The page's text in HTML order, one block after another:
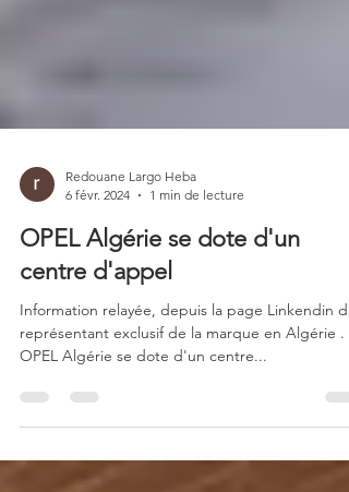
6 févr. 2024
1 min de lecture
OPEL Algérie se dote d'un
centre d'appel
Information relayée, depuis la page Linkendin du
OPEL Algérie se dote d'un centre...